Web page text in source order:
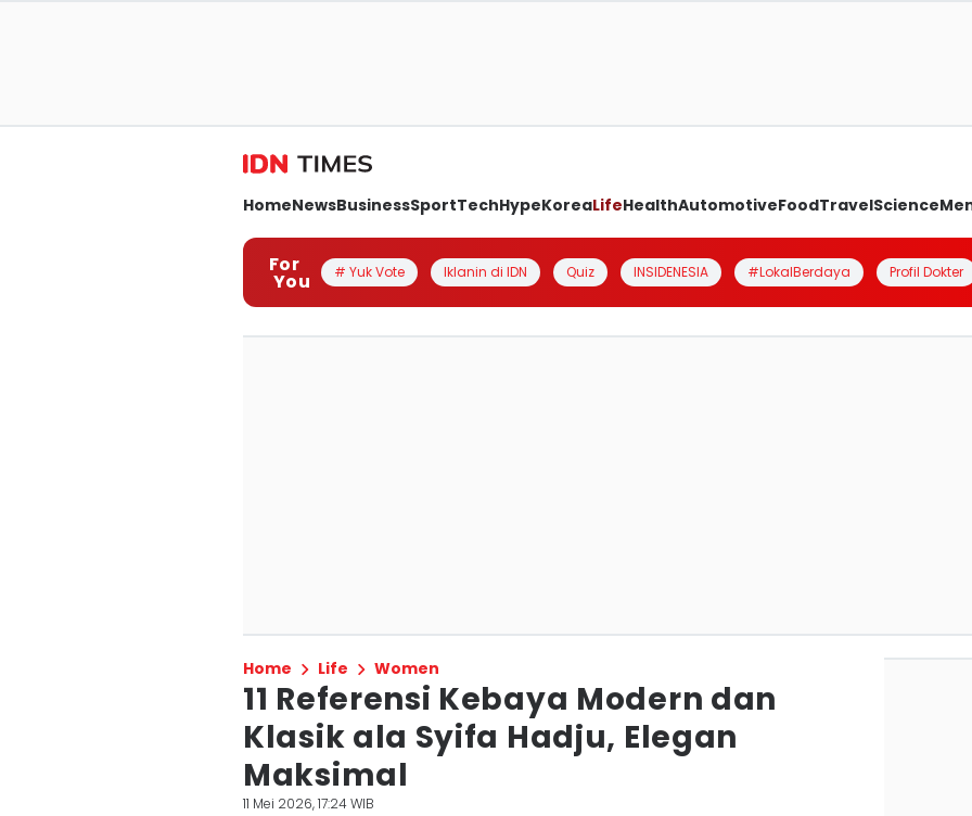
HomeNewsBusinessSportTechHypeKoreaLifeHealthAutomotiveFoodTravelScience
For
You # Yuk Vote Iklanin di IDN Quiz INSIDENESIA #LokalBerdaya Profil Dokter
Home Life Women
11 Referensi Kebaya Modern dan
Klasik ala Syifa Hadju, Elegan
Maksimal
11 Mei 2026, 17:24 WIB